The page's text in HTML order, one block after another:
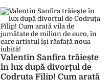
căsnicie
Valentin Sanfira trăiește
în lux după divorțul de
Codruța Filip! Cum arată